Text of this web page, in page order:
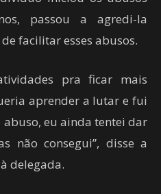
passou a agredi-la
facilitar esses abusos.
pra ficar mais
aprender a lutar e fui
eu ainda tentei dar
não consegui”, disse a
delegada.